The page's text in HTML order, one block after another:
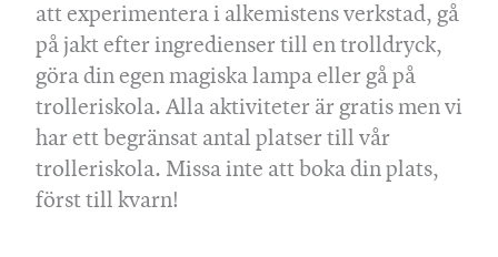
att experimentera i alkemistens verkstad, gå
på jakt efter ingredienser till en trolldryck,
göra din egen magiska lampa eller gå på
trolleriskola. Alla aktiviteter är gratis men vi
har ett begränsat antal platser till vår
trolleriskola. Missa inte att boka din plats,
först till kvarn!